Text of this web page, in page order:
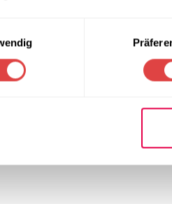
Polsterung sorgt für